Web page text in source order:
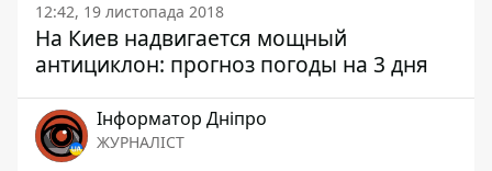
12:42, 19 листопада 2018
На Киев надвигается мощный
антициклон: прогноз погоды на 3 дня
Інформатор Дніпро
ЖУРНАЛІСТ